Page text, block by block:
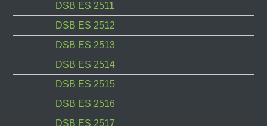
DSB ES 2511
DSB ES 2512
DSB ES 2513
DSB ES 2514
DSB ES 2515
DSB ES 2516
DSB ES 2517